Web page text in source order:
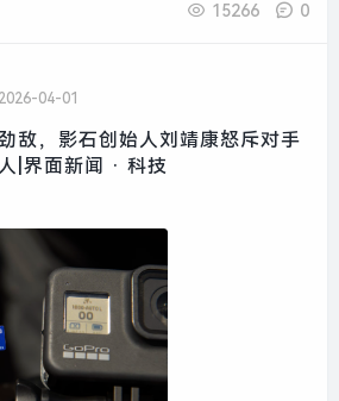
15266 0
2026-04-01
敌，影石创始人刘靖康怒斥对手
|界面新闻 · 科技